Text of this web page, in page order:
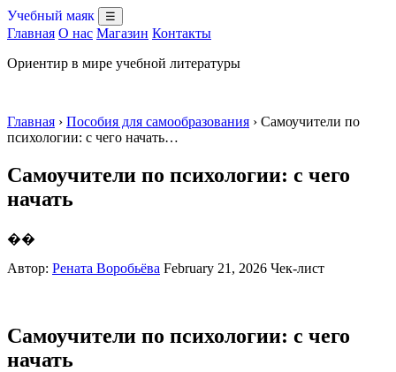
Учебный маяк ☰
Главная О нас Магазин Контакты
Ориентир в мире учебной литературы
Главная › Пособия для самообразования › Самоучители по
психологии: с чего начать…
Самоучители по психологии: с чего
начать
��
Автор: Рената Воробьёва February 21, 2026 Чек-лист
Самоучители по психологии: с чего
начать